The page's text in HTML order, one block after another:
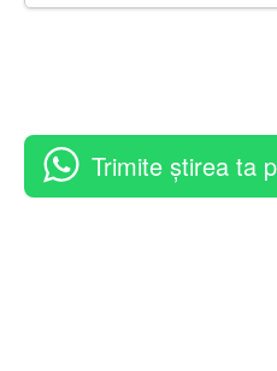
Trimite știrea ta